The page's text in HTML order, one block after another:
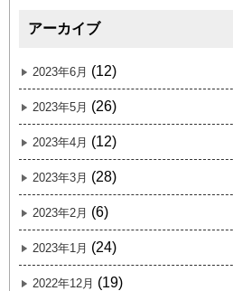
アーカイブ
2023年6月 (12)
2023年5月 (26)
2023年4月 (12)
2023年3月 (28)
2023年2月 (6)
2023年1月 (24)
2022年12月 (19)